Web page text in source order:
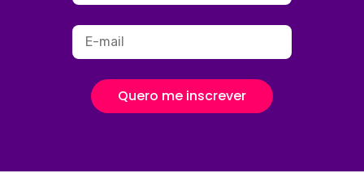
Quero me inscrever